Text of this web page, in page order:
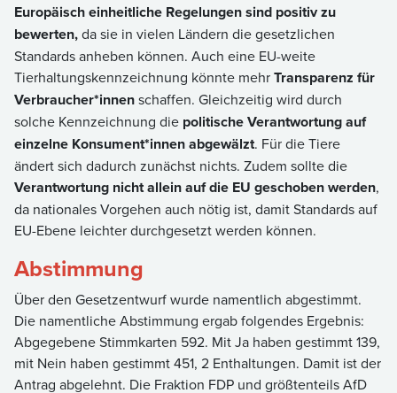
Europäisch einheitliche Regelungen sind positiv zu
bewerten,da sie in vielen Ländern die gesetzlichen
Standards anheben können. Auch eine EU-weite
Tierhaltungskennzeichnung könnte mehrTransparenz für
Verbraucher*innenschaffen. Gleichzeitig wird durch
solche Kennzeichnung die politische Verantwortung auf
einzelne Konsument*innen abgewälzt. Für die Tiere
ändert sich dadurch zunächst nichts. Zudem sollte die
Verantwortung nicht allein auf die EU geschoben werden,
da nationales Vorgehen auch nötig ist, damit Standards auf
EU-Ebene leichter durchgesetzt werden können.
Abstimmung
Über den Gesetzentwurf wurde namentlich abgestimmt.
Die namentliche Abstimmung ergab folgendes Ergebnis:
Abgegebene Stimmkarten 592. Mit Ja haben gestimmt 139,
mit Nein haben gestimmt 451, 2 Enthaltungen. Damit ist der
Antrag abgelehnt. Die Fraktion FDP und größtenteils AfD